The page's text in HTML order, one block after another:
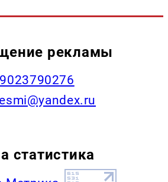
рекламы
статистика